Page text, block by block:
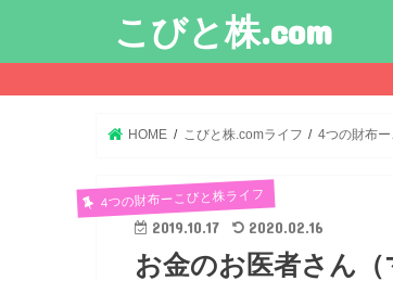
こびと株.com
HOME こびと株.comライフ 4つの財布
4つの財布ーこびと株ライフ
2019.10.17 2020.02.16
お金のお医者さん（